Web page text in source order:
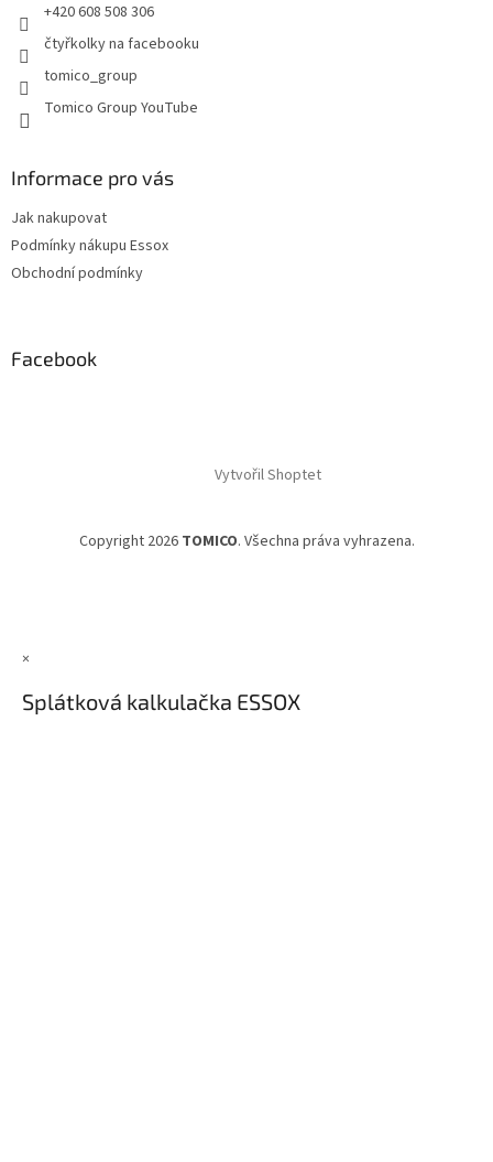
+420 608 508 306
čtyřkolky na facebooku
tomico_group
Tomico Group YouTube
Informace pro vás
Jak nakupovat
Podmínky nákupu Essox
Obchodní podmínky
Facebook
Vytvořil Shoptet
Copyright 2026 TOMICO. Všechna práva vyhrazena.
×
Splátková kalkulačka ESSOX